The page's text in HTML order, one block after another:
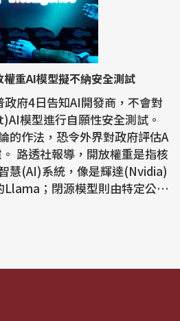
重AI模型擬不納安全測試
府4日告知AI開發商，不會對
模型進行自願性安全測試。
的作法，恐令外界對政府評估A
核
慧(AI)系統，像是輝達(Nvidia)
；閉源模型則由特定公司